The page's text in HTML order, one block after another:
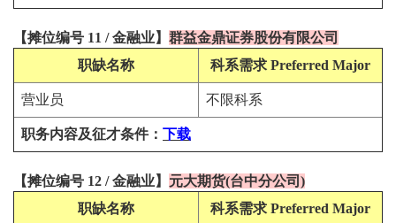
【摊位编号 11 /金融业】 群益金鼎证券股份有限公司
职缺名称
科系需求 Preferred Major
营业员 不限科系
职务内容及征才条件： 下载
【摊位编号 12 /金融业】 元大期货(台中分公司)
职缺名称
科系需求 Preferred Major